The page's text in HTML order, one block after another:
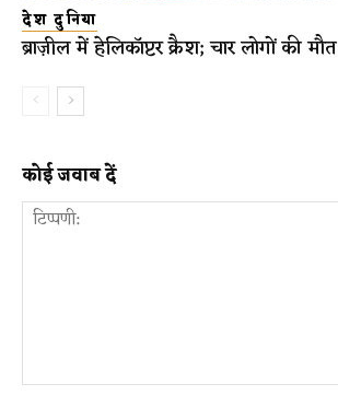
देश दुनिया
ब्राज़ील में हेलिकॉप्टर क्रैश; चार लोगों की मौत
कोई जवाब दें